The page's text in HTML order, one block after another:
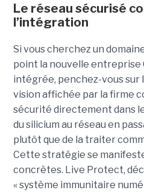
Le réseau sécurisé
l’intégration
Si vous cherchez un
point la nouvelle entreprise
intégrée, penchez-vous sur
vision affichée par la firme
sécurité directement dans
du silicium au réseau en
plutôt que de la traiter
Cette stratégie se
concrètes. Live Protect,
« système immunitaire